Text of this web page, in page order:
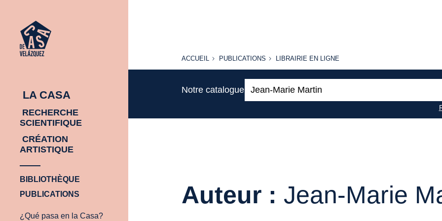
LA CASA
RECHERCHE
SCIENTIFIQUE
CRÉATION
ARTISTIQUE
BIBLIOTHÈQUE
PUBLICATIONS
¿Qué pasa en la Casa?
ACCUEIL
ACCUEIL PUBLICATIONS
PUBLICATIONS
LIBRAIRIE
LIBRAIRIE EN LIGNE
Notre catalogue:
Auteur : Jean-Marie